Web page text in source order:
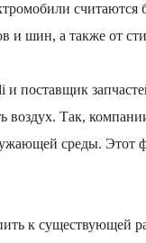
и шин, а также от
и поставщик
воздух. Так,
среды. Этот
к существующей